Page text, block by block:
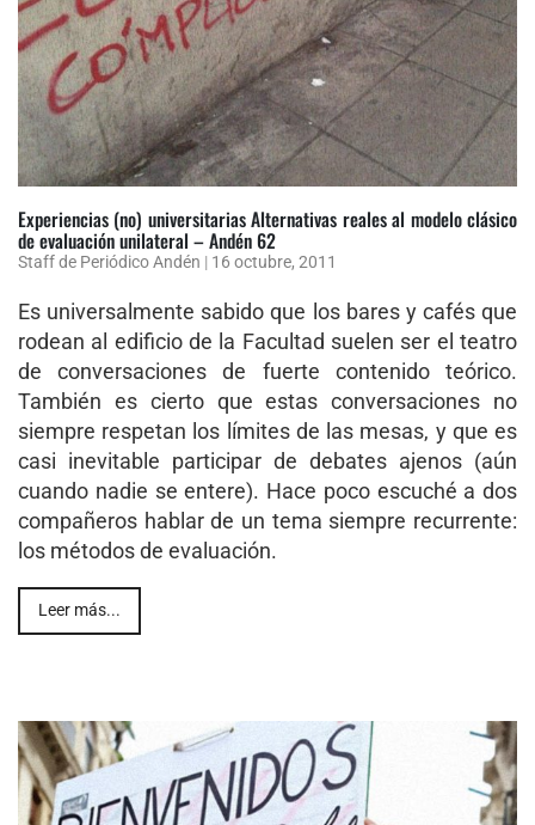
Experiencias (no) universitarias Alternativas reales al modelo clásico
de evaluación unilateral – Andén 62
Staff de Periódico Andén | 16 octubre, 2011
Es universalmente sabido que los bares y cafés que
rodean al edificio de la Facultad suelen ser el teatro
de conversaciones de fuerte contenido teórico.
También es cierto que estas conversaciones no
siempre respetan los límites de las mesas, y que es
casi inevitable participar de debates ajenos (aún
cuando nadie se entere). Hace poco escuché a dos
compañeros hablar de un tema siempre recurrente:
los métodos de evaluación.
Leer más...